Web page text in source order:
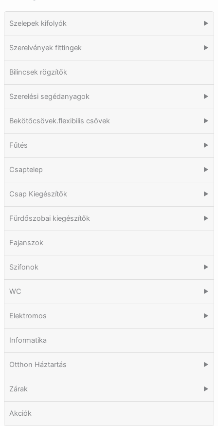
Szelepek kifolyók ▶
Szerelvények fittingek ▶
Bilincsek rögzítők
Szerelési segédanyagok ▶
Bekötőcsövek.flexibilis csövek ▶
Fűtés ▶
Csaptelep ▶
Csap Kiegészítők ▶
Fürdőszobai kiegészítők ▶
Fajanszok
Szifonok ▶
WC ▶
Elektromos ▶
Informatika
Otthon Háztartás ▶
Zárak ▶
Akciók